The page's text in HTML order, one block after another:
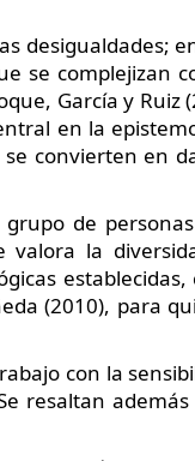
desigualdades;
se complejizan
García y Ruiz
en la
convierten en
de
valora la
establecidas,
(2010), para
con la
resaltan además